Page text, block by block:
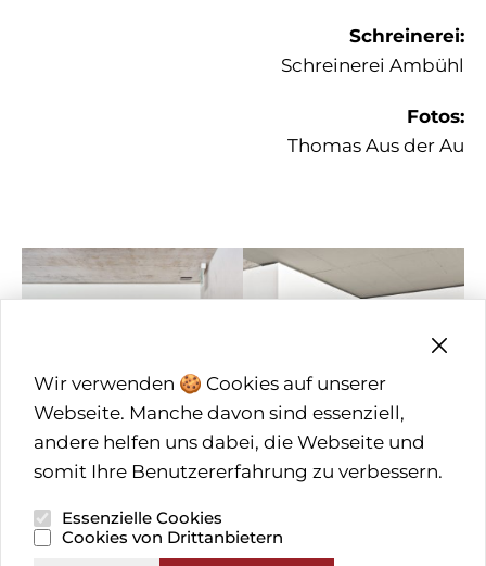
Wir verwenden 🍪 Cookies auf unserer
Webseite. Manche davon sind essenziell,
andere helfen uns dabei, die Webseite und
somit Ihre Benutzererfahrung zu verbessern.
Essenzielle Cookies
Cookies von Drittanbietern
Schreinerei:
Schreinerei Ambühl
Fotos:
Thomas Aus der Au